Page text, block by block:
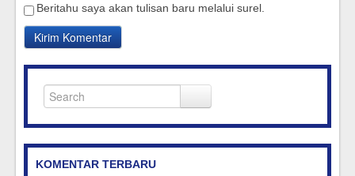
Beritahu saya akan tulisan baru melalui surel.
KOMENTAR TERBARU